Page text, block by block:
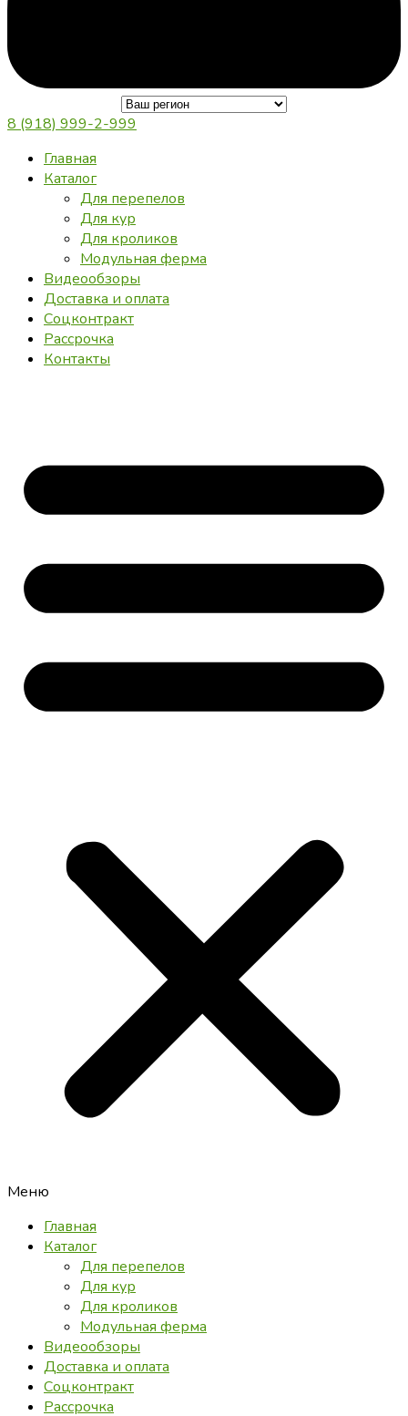
8 (918) 999-2-999
Главная
Каталог
Для перепелов
Для кур
Для кроликов
Модульная ферма
Видеообзоры
Доставка и оплата
Соцконтракт
Рассрочка
Контакты
Меню
Главная
Каталог
Для перепелов
Для кур
Для кроликов
Модульная ферма
Видеообзоры
Доставка и оплата
Соцконтракт
Рассрочка